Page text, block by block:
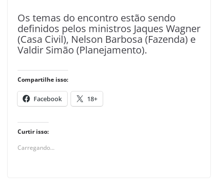
Os temas do encontro estão sendo
definidos pelos ministros Jaques Wagner
(Casa Civil), Nelson Barbosa (Fazenda) e
Valdir Simão (Planejamento).
Compartilhe isso:
Facebook 18+
Curtir isso:
Carregando...